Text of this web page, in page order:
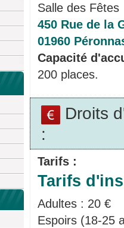
Salle des Fêtes
450 Rue de la
01960
Capacité
200 places.
Droits
:
Tarifs :
Tarifs
Adultes : 20 €
Espoirs (18-25